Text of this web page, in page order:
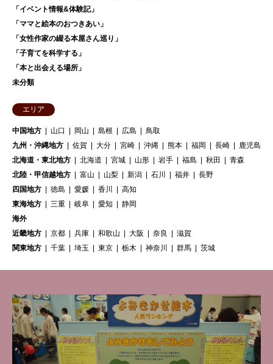
「イベント情報&体験記」
「ママと絵本のおつきあい」
「女性作家の綴る本屋さん巡り」
「子育てを科学する」
「本と出会える場所」
未分類
エリア
中国地方 山口 岡山 島根 広島
鳥取
九州・沖縄地方
佐賀 大分 宮崎 沖縄 熊本 福岡 長崎
鹿児島
北海道・東北地方
北海道 宮城 山形 岩手 福島 秋田
青森
北陸・甲信越地方
富山 山梨 新潟 石川 福井
長野
四国地方
徳島 愛媛 香川
高知
東海地方
三重 岐阜 愛知
静岡
海外
近畿地方
京都 兵庫 和歌山 大阪 奈良
滋賀
関東地方
千葉 埼玉 東京 栃木 神奈川 群馬 茨城